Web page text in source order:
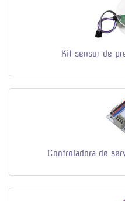
Kit sensor de
Controladora de